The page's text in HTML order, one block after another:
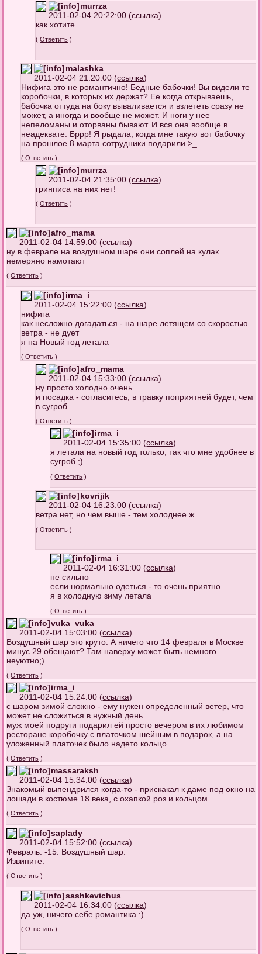
murrza
2011-02-04 20:22:00 (ссылка)
как хотите
(Ответить )
malashka
2011-02-04 21:20:00 (ссылка)
Нифига это не романтично! Бедные бабочки! Вы видели те
коробочки, в которых их держат? Ее когда открываешь,
бабочка оттуда на боку вываливается и взлететь сразу не
может, а иногда и вообще не может. И ноги у нее
непеломаны и оторваны бывают. И вся она вообще в
неадеквате. Бррр! Я рыдала, когда мне такую вот бабочку
на прошлое 8 марта сотрудники подарили >_
(Ответить )
murrza
2011-02-04 21:35:00 (ссылка)
гринписа на них нет!
(Ответить )
afro_mama
2011-02-04 14:59:00 (ссылка)
ну в феврале на воздушном шаре они соплей на кулак
немеряно намотают
(Ответить )
irma_i
2011-02-04 15:22:00 (ссылка)
нифига
как несложно догадаться - на шаре летящем со скоростью
ветра - не дует
я на Новый год летала
(Ответить )
afro_mama
2011-02-04 15:33:00 (ссылка)
ну просто холодно очень
и посадка - согласитесь, в травку поприятней будет, чем
в сугроб
(Ответить )
irma_i
2011-02-04 15:35:00 (ссылка)
я летала на новый год только, так что мне удобнее в
сугроб ;)
(Ответить )
kovrijik
2011-02-04 16:23:00 (ссылка)
ветра нет, но чем выше - тем холоднее ж
(Ответить )
irma_i
2011-02-04 16:31:00 (ссылка)
не сильно
если нормально одеться - то очень приятно
я в холодную зиму летала
(Ответить )
vuka_vuka
2011-02-04 15:03:00 (ссылка)
Воздушный шар это круто. А ничего что 14 февраля в Москве
минус 29 обещают? Там наверху может быть немного
неуютно;)
(Ответить )
irma_i
2011-02-04 15:24:00 (ссылка)
с шаром зимой сложно - ему нужен определенный ветер, что
может не сложиться в нужный день
муж моей подруги подарил ей просто вечером в их любимом
ресторане коробочку с платочком шейным в подарок, а на
уложенный платочек было надето кольцо
(Ответить )
massaraksh
2011-02-04 15:34:00 (ссылка)
Знакомый выпендрился когда-то - прискакал к даме под окно на
лошади в костюме 18 века, с охапкой роз и кольцом...
(Ответить )
saplady
2011-02-04 15:52:00 (ссылка)
Февраль. -15. Воздушный шар.
Извините.
(Ответить )
sashkevichus
2011-02-04 16:34:00 (ссылка)
да уж, ничего себе романтика :)
(Ответить )